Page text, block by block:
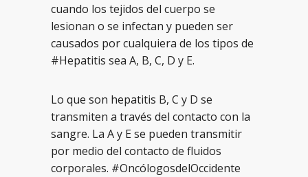
cuando los tejidos del cuerpo se
lesionan o se infectan y pueden ser
causados por cualquiera de los tipos de
#Hepatitis sea A, B, C, D y E.
Lo que son hepatitis B, C y D se
transmiten a través del contacto con la
sangre. La A y E se pueden transmitir
por medio del contacto de fluidos
corporales. #OncólogosdelOccidente